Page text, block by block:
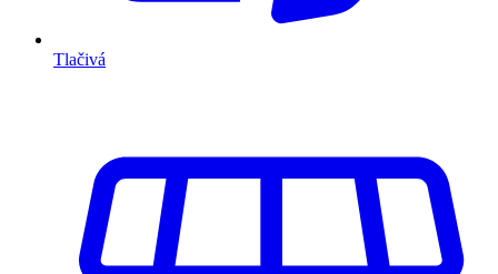
Tlačivá